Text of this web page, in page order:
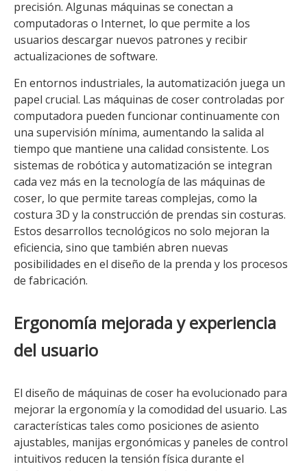
precisión. Algunas máquinas se conectan a
computadoras o Internet, lo que permite a los
usuarios descargar nuevos patrones y recibir
actualizaciones de software.
En entornos industriales, la automatización juega un
papel crucial. Las máquinas de coser controladas por
computadora pueden funcionar continuamente con
una supervisión mínima, aumentando la salida al
tiempo que mantiene una calidad consistente. Los
sistemas de robótica y automatización se integran
cada vez más en la tecnología de las máquinas de
coser, lo que permite tareas complejas, como la
costura 3D y la construcción de prendas sin costuras.
Estos desarrollos tecnológicos no solo mejoran la
eficiencia, sino que también abren nuevas
posibilidades en el diseño de la prenda y los procesos
de fabricación.
Ergonomía mejorada y experiencia
del usuario
El diseño de máquinas de coser ha evolucionado para
mejorar la ergonomía y la comodidad del usuario. Las
características tales como posiciones de asiento
ajustables, manijas ergonómicas y paneles de control
intuitivos reducen la tensión física durante el